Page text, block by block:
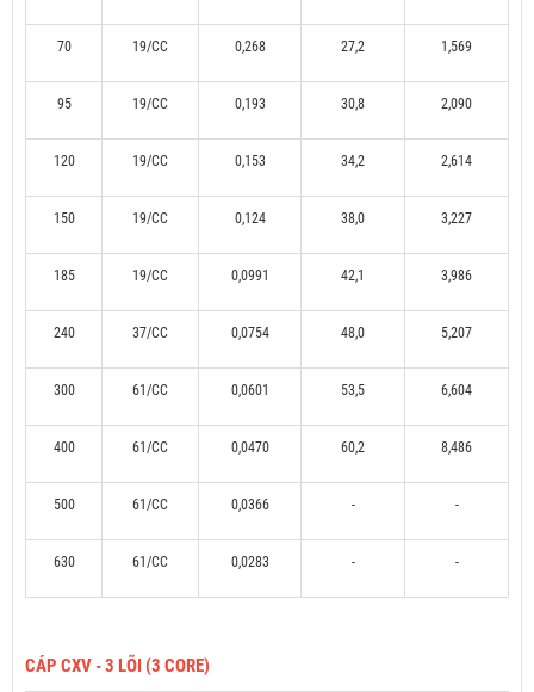
70 19/CC 0,268 27,2 1,569
95 19/CC 0,193 30,8 2,090
120 19/CC 0,153 34,2 2,614
150 19/CC 0,124 38,0 3,227
185 19/CC 0,0991 42,1 3,986
240 37/CC 0,0754 48,0 5,207
300 61/CC 0,0601 53,5 6,604
400 61/CC 0,0470 60,2 8,486
500 61/CC 0,0366 - -
630 61/CC 0,0283 - -
CÁP CXV - 3 LÕI (3 CORE)